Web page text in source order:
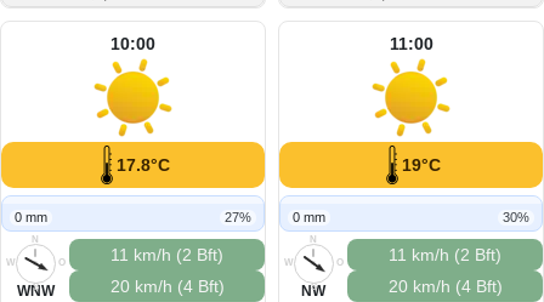
10:00
17.8°C
0 mm 27%
N
O
S
W
WNW
11 km/h (2 Bft)
20 km/h (4 Bft)
11:00
19°C
0 mm 30%
N
O
S
W
NW
11 km/h (2 Bft)
20 km/h (4 Bft)